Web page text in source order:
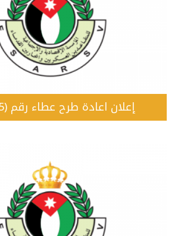
إعلان اعادة طرح عطاء رقم (7/2025)